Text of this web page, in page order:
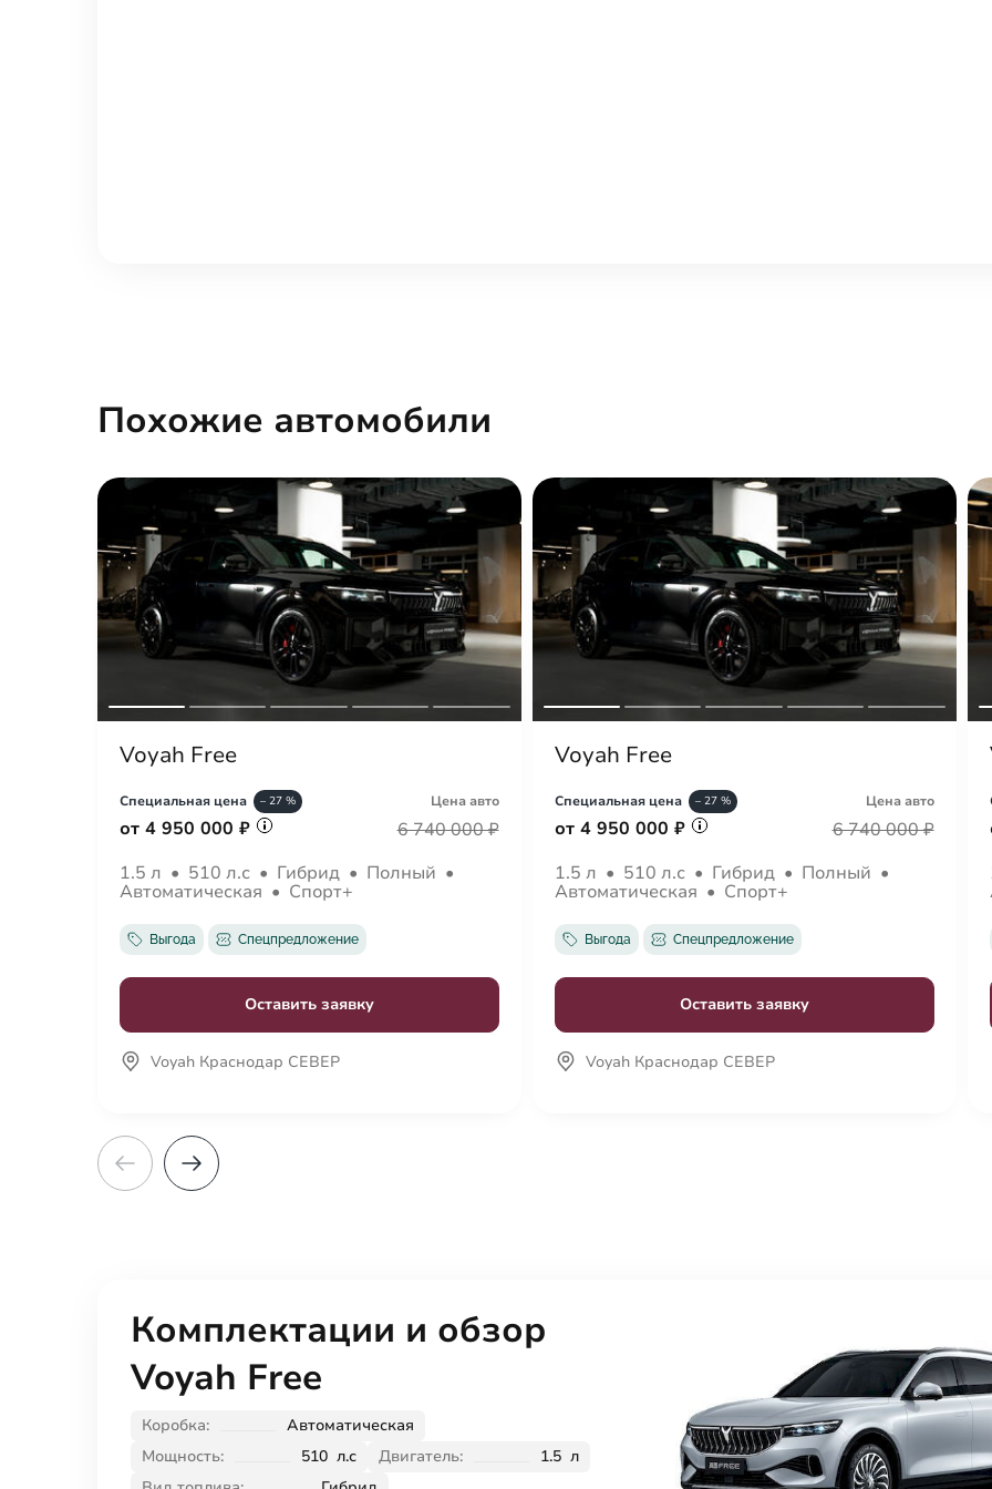
Похожие автомобили
Voyah Free
Специальная цена – 27 %
от 4 950 000 ₽
Цена авто
6 740 000 ₽
1.5 л • 510 л.с • Гибрид • Полный •
Автоматическая • Спорт+
Выгода Спецпредложение
Оставить заявку
Voyah Краснодар СЕВЕР
Voyah Free
Специальная цена – 27 %
от 4 950 000 ₽
Цена авто
6 740 000 ₽
1.5 л • 510 л.с • Гибрид • Полный •
Автоматическая • Спорт+
Выгода Спецпредложение
Оставить заявку
Voyah Краснодар СЕВЕР
Комплектации и обзор
Voyah Free
Коробка:
Автоматическая
Мощность:
510 л.с Двигатель:
1.5 л